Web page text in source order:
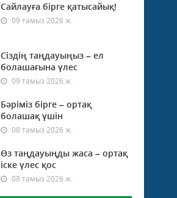
Сайлауға бірге қатысайық!
09 тамыз 2026 ж.
Сіздің таңдауыңыз – ел
болашағына үлес
09 тамыз 2026 ж.
Бәріміз бірге – ортақ
болашақ үшін
08 тамыз 2026 ж.
Өз таңдауыңды жаса – ортақ
іске үлес қос
08 тамыз 2026 ж.